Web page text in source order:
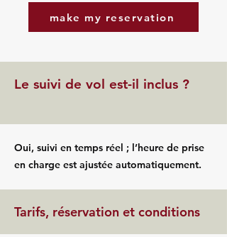
make my reservation
Le suivi de vol est-il inclus ?
Oui, suivi en temps réel ; l’heure de prise
en charge est ajustée automatiquement.
Tarifs, réservation et conditions